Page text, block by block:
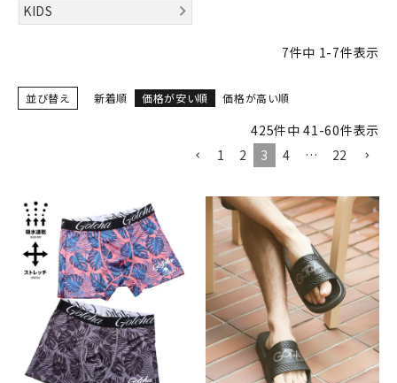
KIDS
7件中 1-7件表示
並び替え 新着順 価格が安い順 価格が高い順
425件中 41 -60件表示
1
2 3 4 … 22